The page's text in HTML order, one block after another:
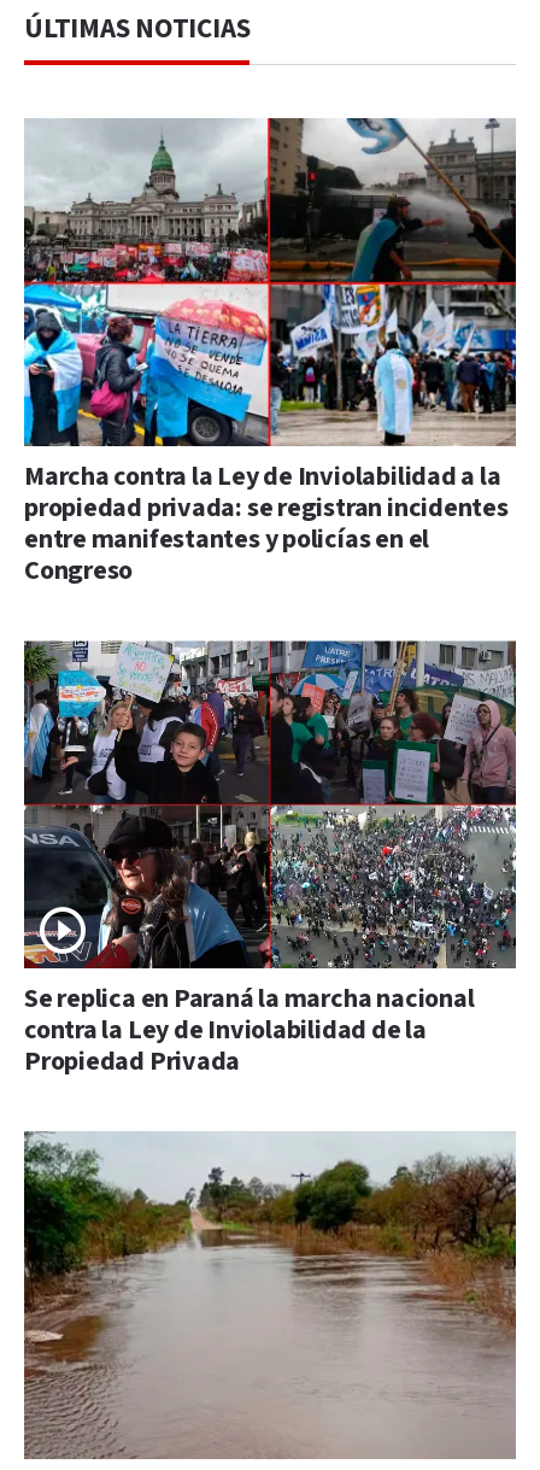
ÚLTIMAS NOTICIAS
Marcha contra la Ley de Inviolabilidad a la
propiedad privada: se registran incidentes
entre manifestantes y policías en el
Congreso
Se replica en Paraná la marcha nacional
contra la Ley de Inviolabilidad de la
Propiedad Privada